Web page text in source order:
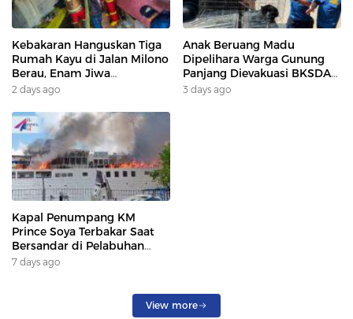
Kebakaran Hanguskan Tiga
Rumah Kayu di Jalan Milono
Berau, Enam Jiwa
Terdampak
2 days ago
Anak Beruang Madu
Dipelihara Warga Gunung
Panjang Dievakuasi BKSDA
Dan DAMKAR
3 days ago
Kapal Penumpang KM
Prince Soya Terbakar Saat
Bersandar di Pelabuhan
Samarinda, Keberangkatan
7 days ago
View more